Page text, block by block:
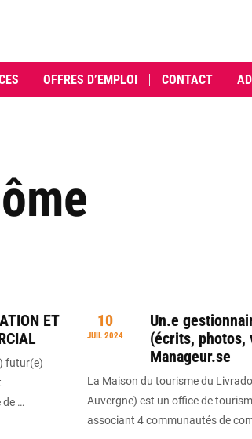
OFFRES D’EMPLOI CONTACT
ET
futur(e)
…
10
JUIL 2024
Un.e
(écrits, photos,
Manageur.se
La Maison du tourisme du
Auvergne) est un office de
associant 4 communautés de